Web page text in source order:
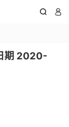
 
期 2020-